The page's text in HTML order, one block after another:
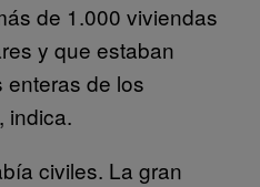
de 1.000 viviendas
y que estaban
enteras de los
indica.
civiles. La gran